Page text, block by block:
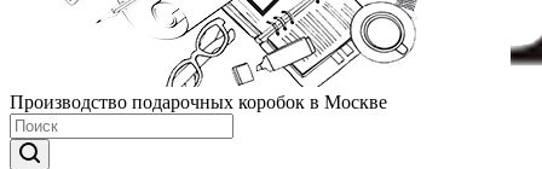
Производство подарочных коробок в Москве